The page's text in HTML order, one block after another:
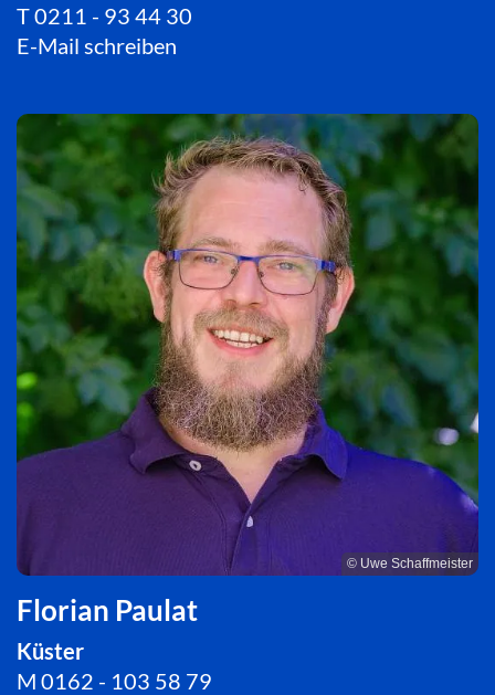
T0211 - 93 44 30
E-Mail schreiben
© Uwe Schaffmeister
Florian Paulat
Küster
M 0162 - 103 58 79